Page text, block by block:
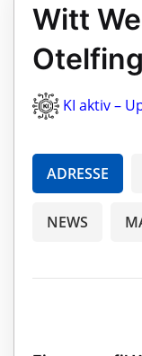
Witt
KI aktiv –
ADRESSE
NEWS